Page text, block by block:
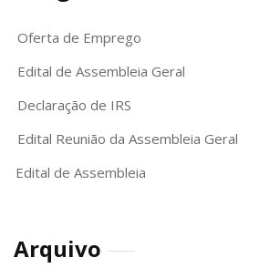
Oferta de Emprego
Edital de Assembleia Geral
Declaração de IRS
Edital Reunião da Assembleia Geral
Edital de Assembleia
Arquivo